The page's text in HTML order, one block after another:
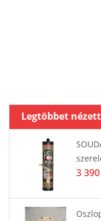
Legtöbbet nézett
3